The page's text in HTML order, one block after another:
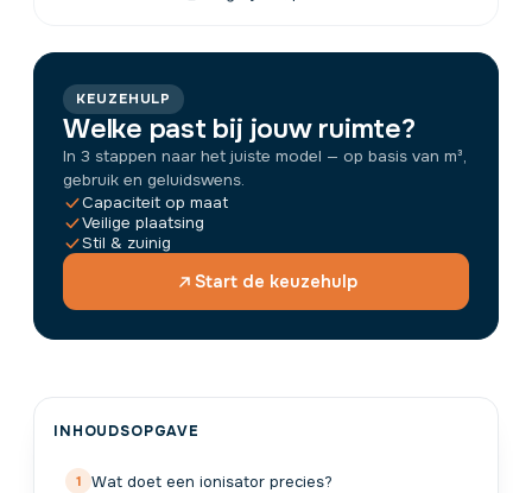
KEUZEHULP
Welke past bij jouw ruimte?
In 3 stappen naar het juiste model — op basis van m³,
gebruik en geluidswens.
Capaciteit op maat
Veilige plaatsing
Stil & zuinig
Start de keuzehulp
INHOUDSOPGAVE
Wat doet een ionisator precies?